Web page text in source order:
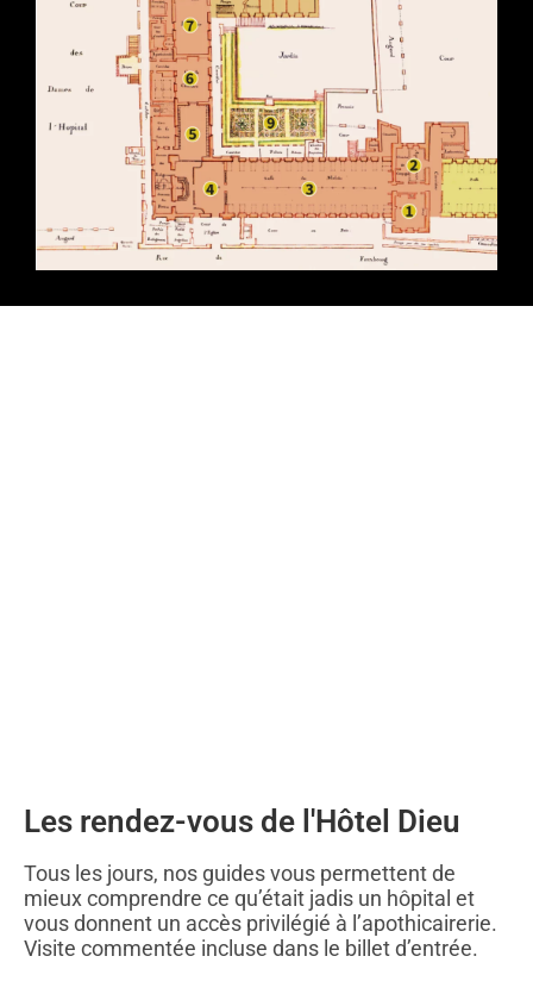
Les rendez-vous de l'Hôtel Dieu
Tous les jours, nos guides vous permettent de
mieux comprendre ce qu’était jadis un hôpital et
vous donnent un accès privilégié à l’apothicairerie.
Visite commentée incluse dans le billet d’entrée.